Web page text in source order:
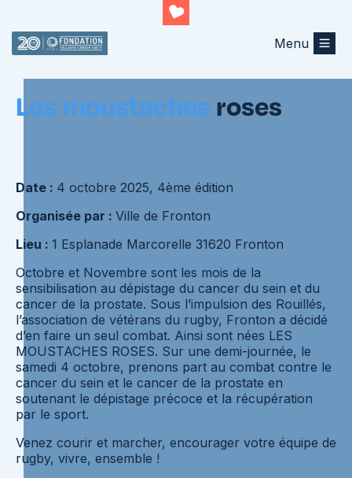
Menu
Les moustaches roses
Date : 4 octobre 2025, 4ème édition
Organisée par : Ville de Fronton
Lieu : 1 Esplanade Marcorelle 31620 Fronton
​Octobre et Novembre sont les mois de la
sensibilisation au dépistage du cancer du sein et du
cancer de la prostate. Sous l’impulsion des Rouillés,
l’association de vétérans du rugby, Fronton a décidé
d’en faire un seul combat. Ainsi sont nées LES
MOUSTACHES ROSES. Sur une demi-journée, le
samedi 4 octobre, prenons part au combat contre le
cancer du sein et le cancer de la prostate en
soutenant le dépistage précoce et la récupération
par le sport.
Venez courir et marcher, encourager votre équipe de
rugby, vivre, ensemble !